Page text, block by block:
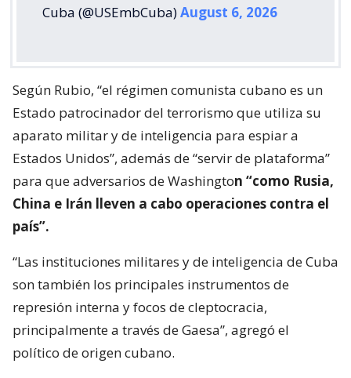
Cuba (@USEmbCuba)August 6, 2026
Según Rubio, “el régimen comunista cubano es un
Estado patrocinador del terrorismo que utiliza su
aparato militar y de inteligencia para espiar a
Estados Unidos”, además de “servir de plataforma”
para que adversarios de Washington “como Rusia,
China e Irán lleven a cabo operaciones contra el
país”.
“Las instituciones militares y de inteligencia de Cuba
son también los principales instrumentos de
represión interna y focos de cleptocracia,
principalmente a través de Gaesa”, agregó el
político de origen cubano.